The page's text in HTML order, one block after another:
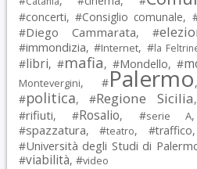
#concerti, #Consiglio comunale,
#Diego Cammarata, #
#immondizia, #Internet, #la
#libri, #mafia, #Mondello, #
Montevergini, #Palermo
#politica, #Regione Sicilia
#rifiuti, #Rosalio, #serie A
#spazzatura, #teatro, #traffico
#Università degli Studi di
#viabilità, #video